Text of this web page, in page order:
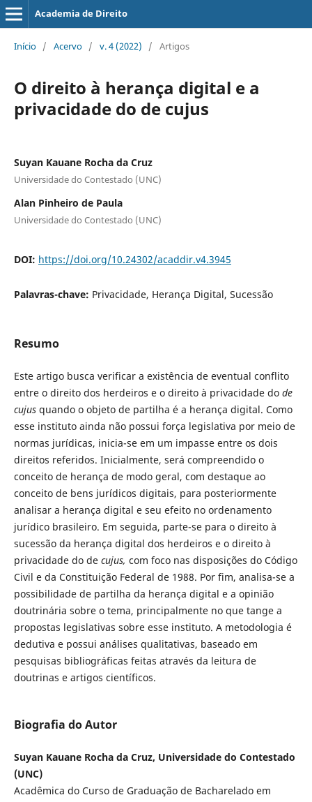
Academia de Direito
Início / Acervo / v. 4 (2022) / Artigos
O direito à herança digital e a
privacidade do de cujus
Suyan Kauane Rocha da Cruz
Universidade do Contestado (UNC)
Alan Pinheiro de Paula
Universidade do Contestado (UNC)
DOI: https://doi.org/10.24302/acaddir.v4.3945
Palavras-chave: Privacidade, Herança Digital, Sucessão
Resumo
Este artigo busca verificar a existência de eventual conflito
entre o direito dos herdeiros e o direito à privacidade do de
cujusquando o objeto de partilha é a herança digital. Como
esse instituto ainda não possui força legislativa por meio de
normas jurídicas, inicia-se em um impasse entre os dois
direitos referidos. Inicialmente, será compreendido o
conceito de herança de modo geral, com destaque ao
conceito de bens jurídicos digitais, para posteriormente
analisar a herança digital e seu efeito no ordenamento
jurídico brasileiro. Em seguida, parte-se para o direito à
sucessão da herança digital dos herdeiros e o direito à
privacidade do de cujus, com foco nas disposições do Código
Civil e da Constituição Federal de 1988. Por fim, analisa-se a
possibilidade de partilha da herança digital e a opinião
doutrinária sobre o tema, principalmente no que tange a
propostas legislativas sobre esse instituto. A metodologia é
dedutiva e possui análises qualitativas, baseado em
pesquisas bibliográficas feitas através da leitura de
doutrinas e artigos científicos.
Biografia do Autor
Suyan Kauane Rocha da Cruz, Universidade do Contestado
(UNC)
Acadêmica do Curso de Graduação de Bacharelado em